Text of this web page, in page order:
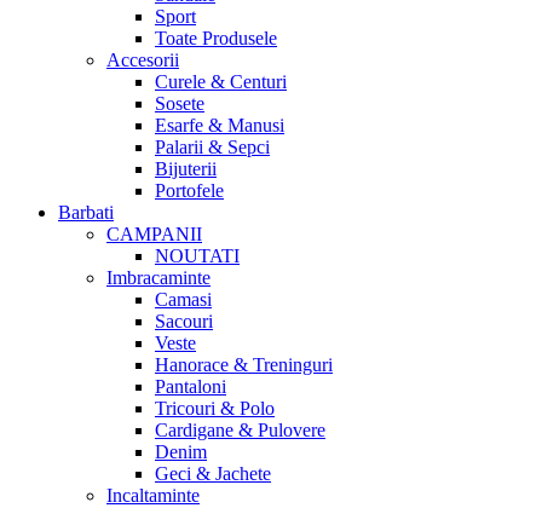
Sport
Toate Produsele
Accesorii
Curele & Centuri
Sosete
Esarfe & Manusi
Palarii & Sepci
Bijuterii
Portofele
Barbati
CAMPANII
NOUTATI
Imbracaminte
Camasi
Sacouri
Veste
Hanorace & Treninguri
Pantaloni
Tricouri & Polo
Cardigane & Pulovere
Denim
Geci & Jachete
Incaltaminte